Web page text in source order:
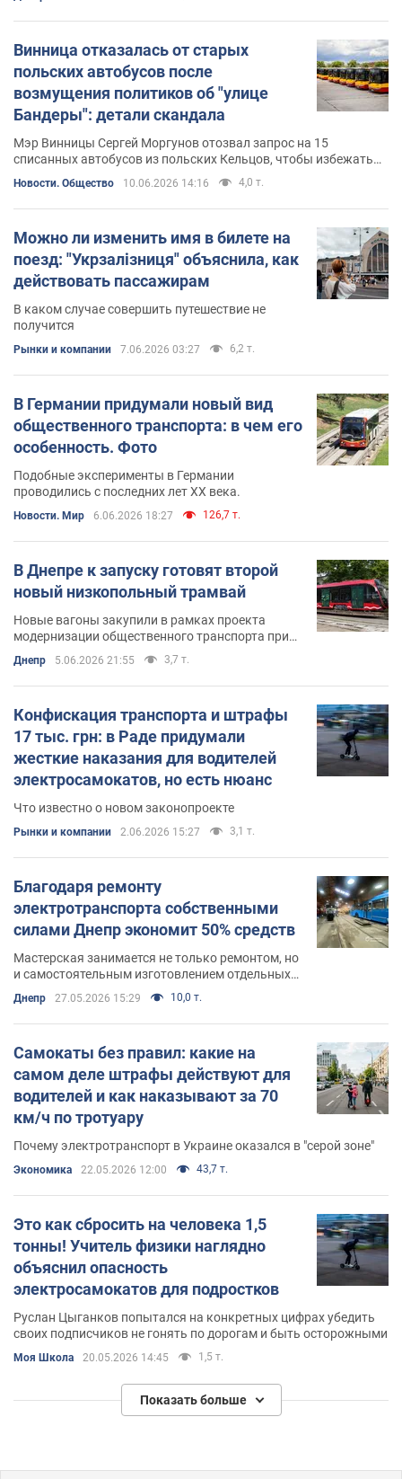
на 1, 7 или 30 дней
Винница отказалась от старых
польских автобусов после
возмущения политиков об "улице
Бандеры": детали скандала
Мэр Винницы Сергей Моргунов отозвал запрос на 15
списанных автобусов из польских Кельцов, чтобы избежать
Новости. Общество 10.06.2026 14:16 4,0 т.
Можно ли изменить имя в билете на
поезд: "Укрзалізниця" объяснила, как
действовать пассажирам
В каком случае совершить путешествие не
получится
Рынки и компании 7.06.2026 03:27 6,2 т.
В Германии придумали новый вид
общественного транспорта: в чем его
особенность. Фото
Подобные эксперименты в Германии
проводились с последних лет ХХ века.
Новости. Мир 6.06.2026 18:27 126,7 т.
В Днепре к запуску готовят второй
новый низкопольный трамвай
Новые вагоны закупили в рамках проекта
модернизации общественного транспорта при
поддержке Европейского инвестиционного
банка
Днепр 5.06.2026 21:55 3,7 т.
Конфискация транспорта и штрафы
17 тыс. грн: в Раде придумали
жесткие наказания для водителей
электросамокатов, но есть нюанс
Что известно о новом законопроекте
Рынки и компании 2.06.2026 15:27 3,1 т.
Благодаря ремонту
электротранспорта собственными
силами Днепр экономит 50% средств
Мастерская занимается не только ремонтом, но
и самостоятельным изготовлением отдельных
деталей подвижного состава
Днепр 27.05.2026 15:29 10,0 т.
Самокаты без правил: какие на
самом деле штрафы действуют для
водителей и как наказывают за 70
км/ч по тротуару
Почему электротранспорт в Украине оказался в "серой зоне"
Экономика 22.05.2026 12:00 43,7 т.
Это как сбросить на человека 1,5
тонны! Учитель физики наглядно
объяснил опасность
электросамокатов для подростков
Руслан Цыганков попытался на конкретных цифрах убедить
своих подписчиков не гонять по дорогам и быть осторожными
Моя Школа 20.05.2026 14:45 1,5 т.
Показать больше